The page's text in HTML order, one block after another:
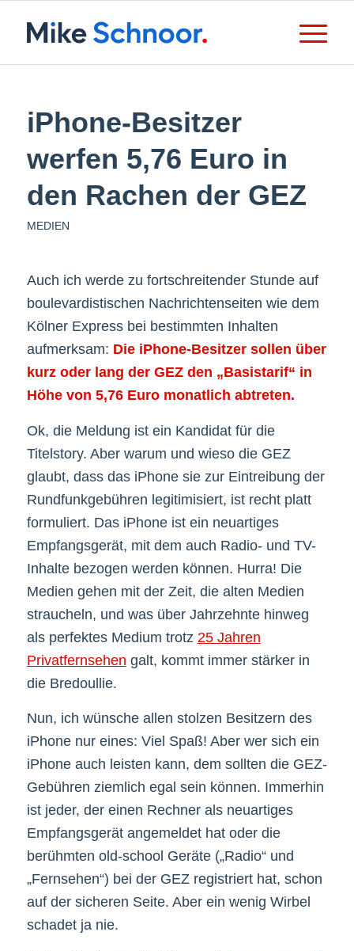
iPhone-Besitzer
werfen 5,76 Euro in
den Rachen der GEZ
MEDIEN
Auch ich werde zu fortschreitender Stunde auf
boulevardistischen Nachrichtenseiten wie dem
Kölner Express bei bestimmten Inhalten
aufmerksam: Die iPhone-Besitzer sollen über
kurz oder lang der GEZ den „Basistarif“ in
Höhe von 5,76 Euro monatlich abtreten.
Ok, die Meldung ist ein Kandidat für die
Titelstory. Aber warum und wieso die GEZ
glaubt, dass das iPhone sie zur Eintreibung der
Rundfunkgebühren legitimisiert, ist recht platt
formuliert. Das iPhone ist ein neuartiges
Empfangsgerät, mit dem auch Radio- und TV-
Inhalte bezogen werden können. Hurra! Die
Medien gehen mit der Zeit, die alten Medien
straucheln, und was über Jahrzehnte hinweg
als perfektes Medium trotz 25 Jahren
Privatfernsehen galt, kommt immer stärker in
die Bredoullie.
Nun, ich wünsche allen stolzen Besitzern des
iPhone nur eines: Viel Spaß! Aber wer sich ein
iPhone auch leisten kann, dem sollten die GEZ-
Gebühren ziemlich egal sein können. Immerhin
ist jeder, der einen Rechner als neuartiges
Empfangsgerät angemeldet hat oder die
berühmten old-school Geräte („Radio“ und
„Fernsehen“) bei der GEZ registriert hat, schon
auf der sicheren Seite. Aber ein wenig Wirbel
schadet ja nie.